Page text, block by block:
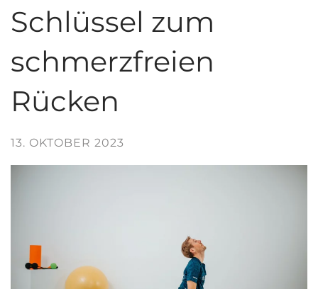
Schlüssel zum
schmerzfreien
Rücken
13. OKTOBER 2023